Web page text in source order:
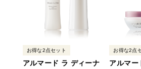
お得な2点セット
アルマード ラ ディーナ
お得な2点
アルマ